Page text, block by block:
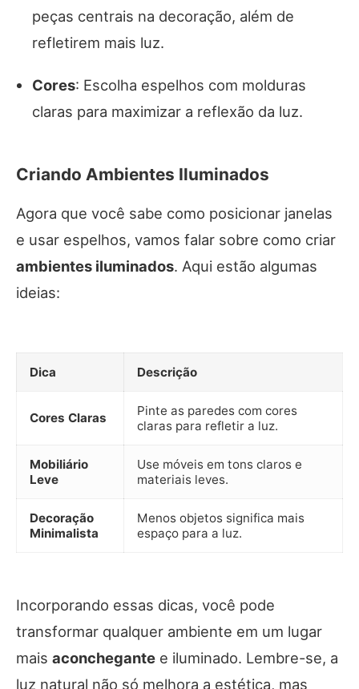
peças centrais na decoração, além de
refletirem mais luz.
Cores: Escolha espelhos com molduras
claras para maximizar a reflexão da luz.
Criando Ambientes Iluminados
Agora que você sabe como posicionar janelas
e usar espelhos, vamos falar sobre como criar
ambientes iluminados. Aqui estão algumas
ideias:
Dica Descrição
Cores Claras
Pinte as paredes com cores
claras para refletir a luz.
Mobiliário
Leve
Use móveis em tons claros e
materiais leves.
Decoração
Minimalista
Menos objetos significa mais
espaço para a luz.
Incorporando essas dicas, você pode
transformar qualquer ambiente em um lugar
mais aconchegante e iluminado. Lembre-se, a
luz natural não só melhora a estética, mas